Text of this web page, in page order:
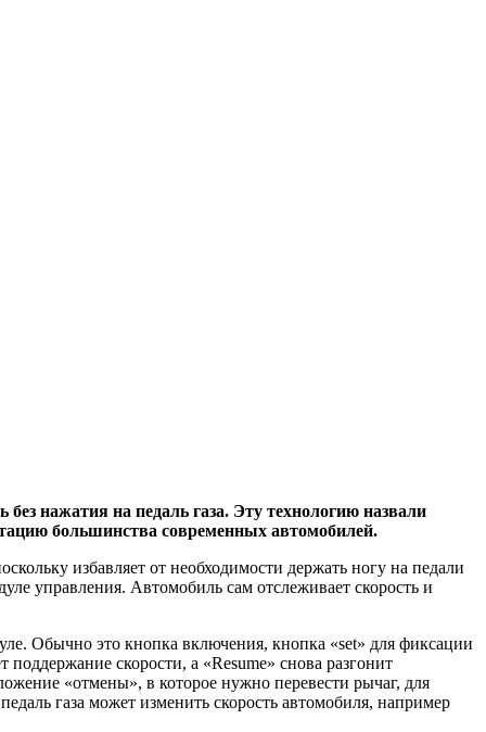
нажатия на педаль газа. Эту технологию назвали
большинства современных автомобилей.
избавляет от необходимости держать ногу на педали
управления. Автомобиль сам отслеживает скорость и
Обычно это кнопка включения, кнопка «set» для фиксации
скорости, а «Resume» снова разгонит
«отмены», в которое нужно перевести рычаг, для
газа может изменить скорость автомобиля, например